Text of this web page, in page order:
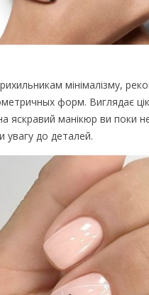
мінімалізму,
форм. Виглядає
яскравий манікюр ви поки
до деталей.